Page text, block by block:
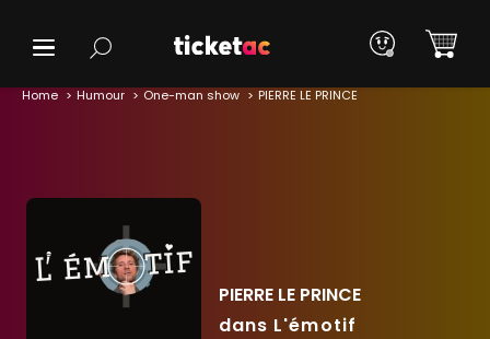
Home Humour One-man show PIERRE LE PRINCE
PIERRE LE PRINCE
dans L'émotif